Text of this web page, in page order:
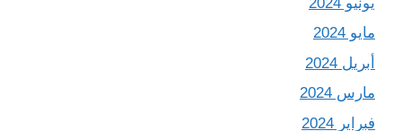
مايو 2024
أبريل 2024
مارس 2024
فبراير 2024